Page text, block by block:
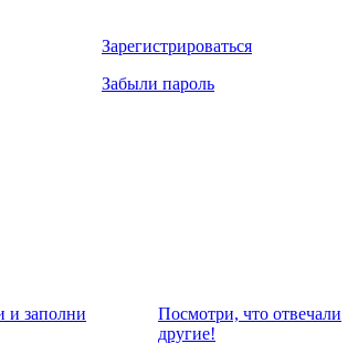
Зарегистрироваться
Забыли пароль
и заполни
Посмотри, что отвeчали
другие!